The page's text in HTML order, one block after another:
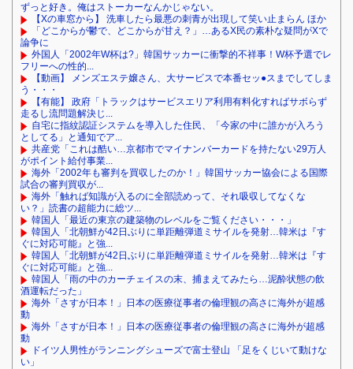
ずっと好き。俺はストーカーなんかじゃない。
【Xの車窓から】 洗車したら最悪の刺青が出現して笑い止まらん ほか
「どこからが鬱で、どこからが甘え？」…あるX民の素朴な疑問がXで
論争に
外国人「2002年W杯は?」韓国サッカーに衝撃的不祥事！W杯予選でレ
フリーへの性的...
【動画】 メンズエステ嬢さん、大サービスで本番セッ●スまでしてしま
う・・・
【有能】 政府「トラックはサービスエリア利用有料化すればサボらず
走るし流問題解決じ...
自宅に指紋認証システムを導入した住民、「今家の中に誰かが入ろう
としてる」と通知でア...
共産党「これは酷い…京都市でマイナンバーカードを持たない29万人
がポイント給付事業...
海外「2002年も審判を買収したのか！」韓国サッカー協会による国際
試合の審判買収が...
海外「触れば知識が入るのに全部読めって、それ吸収してなくな
い？」読書の超能力に総ツ...
韓国人「最近の東京の建築物のレベルをご覧ください・・・」
韓国人「北朝鮮が42日ぶりに単距離弾道ミサイルを発射…韓米は『す
ぐに対応可能』と強...
韓国人「北朝鮮が42日ぶりに単距離弾道ミサイルを発射…韓米は『す
ぐに対応可能』と強...
韓国人「雨の中のカーチェイスの末、捕まえてみたら…泥酔状態の飲
酒運転だった」
海外「さすが日本！」日本の医療従事者の倫理観の高さに海外が超感
動
海外「さすが日本！」日本の医療従事者の倫理観の高さに海外が超感
動
ドイツ人男性がランニングシューズで富士登山 「足をくじいて動けな
い」